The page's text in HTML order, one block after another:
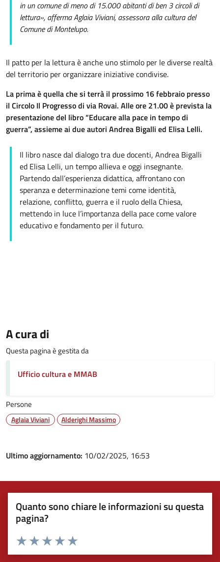
in un comune di meno di 15.000 abitanti di ben 3 circoli di
lettura», afferma Aglaia Viviani, assessora alla cultura del
Comune di Montelupo.
Il patto per la lettura è anche uno stimolo per le diverse realtà
del territorio per organizzare iniziative condivise.
La prima è quella che si terrà il prossimo 16 febbraio presso
il Circolo Il Progresso di via Rovai. Alle ore 21.00 è prevista la
presentazione del libro “Educare alla pace in tempo di
guerra”, assieme ai due autori Andrea Bigalli ed Elisa Lelli.
Il libro nasce dal dialogo tra due docenti, Andrea Bigalli
ed Elisa Lelli, un tempo allieva e oggi insegnante.
Partendo dall’esperienza didattica, affrontano con
speranza e determinazione temi come identità,
relazione, conflitto, guerra e il ruolo della Chiesa,
mettendo in luce l’importanza della pace come valore
educativo e fondamento per il futuro.
A cura di
Questa pagina è gestita da
Ufficio cultura e MMAB
Persone
Aglaia Viviani Alderighi Massimo
Ultimo aggiornamento: 10/02/2025, 16:53
Quanto sono chiare le informazioni su questa
pagina?
Valuta 5 stelle su 5
Valuta 4 stelle su 5
Valuta 3 stelle su 5
Valuta 2 stelle su 5
Valuta 1 stelle su 5